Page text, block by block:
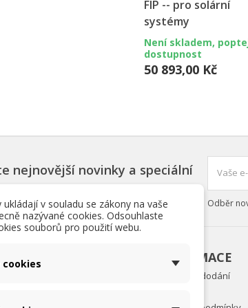
FIP -- pro solární
systémy
Není skladem,
dostupnost
50 893,00 Kč
nejnovější novinky a speciální
Odběr
INFORMACE
Podmínky dodání
v souladu se zákony na vaše
nazývané cookies. Odsouhlaste
souborů pro použití webu.
cookies